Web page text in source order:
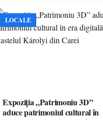
LOCALE
Expoziția „Patrimoniu 3D”
aduce patrimoniul cultural în